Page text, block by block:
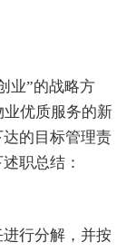
业”的战略方
业优质服务的新
的目标管理责
职总结：
行分解，并按